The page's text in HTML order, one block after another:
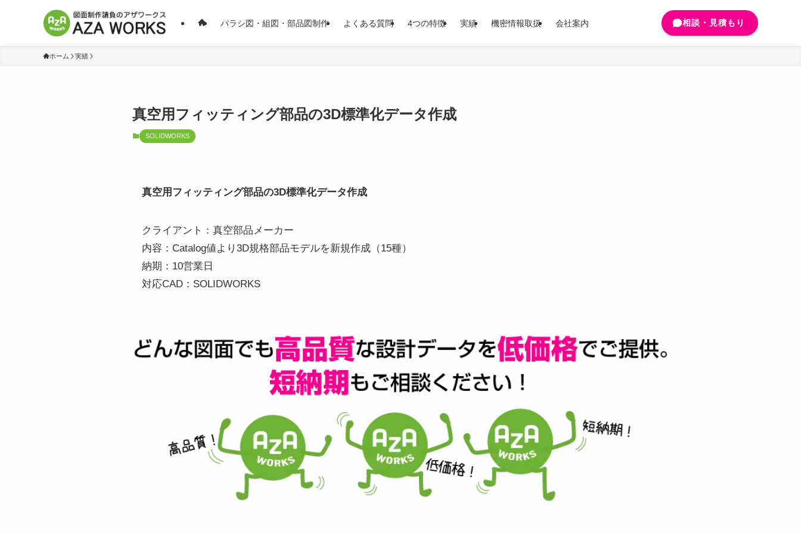
バラシ図・組図・部品図制作 よくある質問 4つの特徴 実績 機密情報取扱 会社案内 相談・見積もり
ホーム 実績
真空用フィッティング部品の3D標準化データ作成
SOLIDWORKS
真空用フィッティング部品の3D標準化データ作成
クライアント：真空部品メーカー
内容：Catalog値より3D規格部品モデルを新規作成（15種）
納期：10営業日
対応CAD：SOLIDWORKS